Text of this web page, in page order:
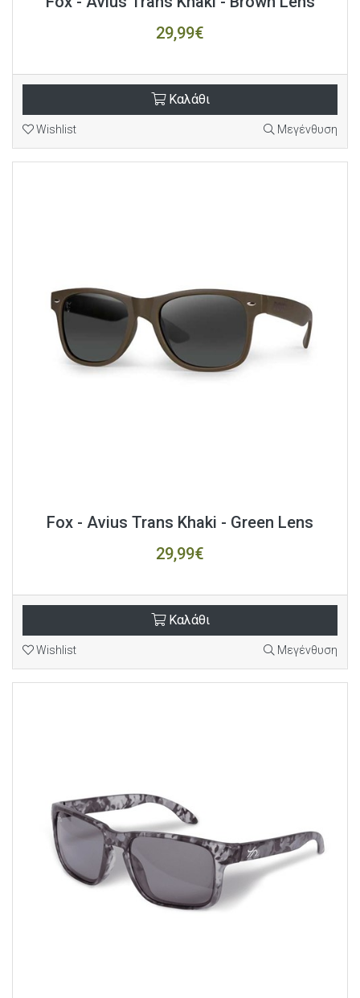
29,99€
Καλάθι
Wishlist Μεγένθυση
Fox - Avius Trans Khaki - Green Lens
29,99€
Καλάθι
Wishlist Μεγένθυση